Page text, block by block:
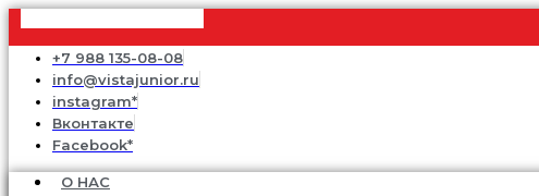
+7 988 135-08-08
info@vistajunior.ru
instagram*
Вконтакте
Facebook*
О НАС